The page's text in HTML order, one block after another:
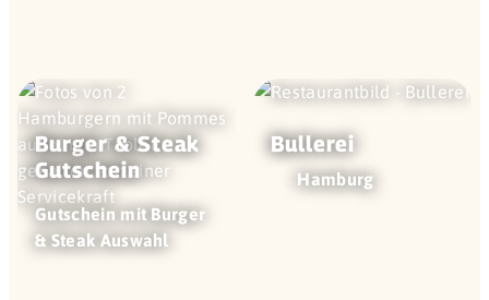
Burger & Steak
Gutschein
Gutschein mit Burger
& Steak Auswahl
Bullerei
Hamburg